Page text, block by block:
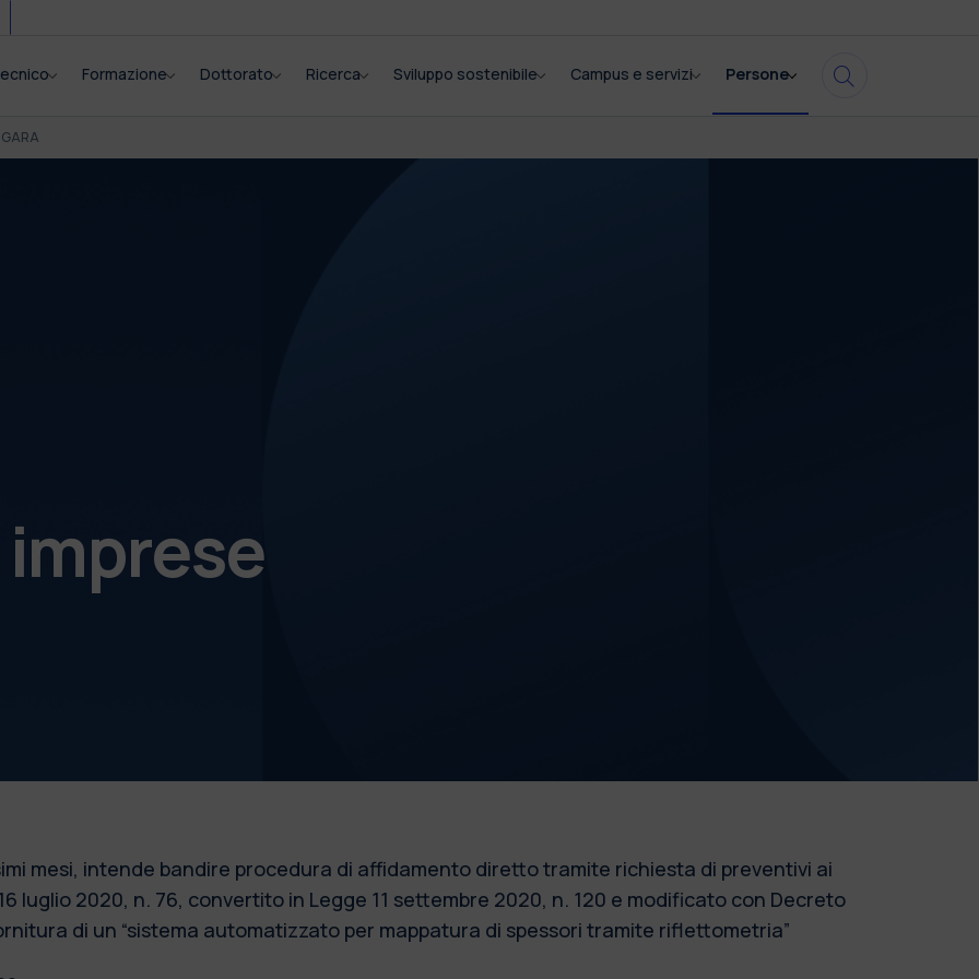
Formazione Dottorato Ricerca Sviluppo sostenibile Campus e servizi Persone
mesi, intende bandire procedura di affidamento diretto tramite richiesta di preventivi ai
luglio 2020, n. 76, convertito in Legge 11 settembre 2020, n. 120 e modificato con Decreto
di un “sistema automatizzato per mappatura di spessori tramite riflettometria”